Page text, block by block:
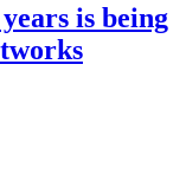
is being